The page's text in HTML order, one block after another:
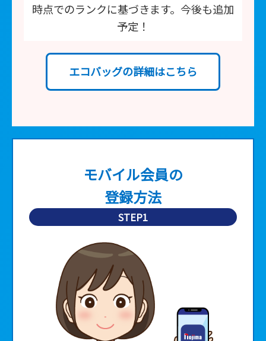
時点でのランクに基づきます。今後も追加
予定！
エコバッグの詳細はこちら
モバイル会員の
登録方法
STEP1